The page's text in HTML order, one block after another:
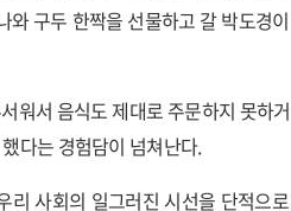
구두 한짝을 선물하고 갈 박도경
워서 음식도 제대로 주문하지 못하
다는 경험담이 넘쳐난다.
사회의 일그러진 시선을 단적으